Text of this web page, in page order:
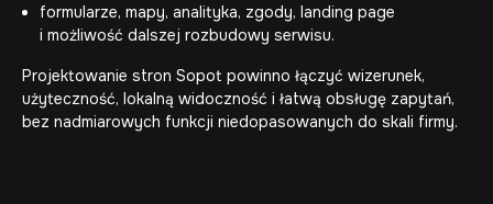
formularze, mapy, analityka, zgody, landing page
i możliwość dalszej rozbudowy serwisu.
Projektowanie stron Sopot powinno łączyć wizerunek,
użyteczność, lokalną widoczność i łatwą obsługę zapytań,
bez nadmiarowych funkcji niedopasowanych do skali firmy.